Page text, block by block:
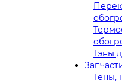
Тэны
Тены,